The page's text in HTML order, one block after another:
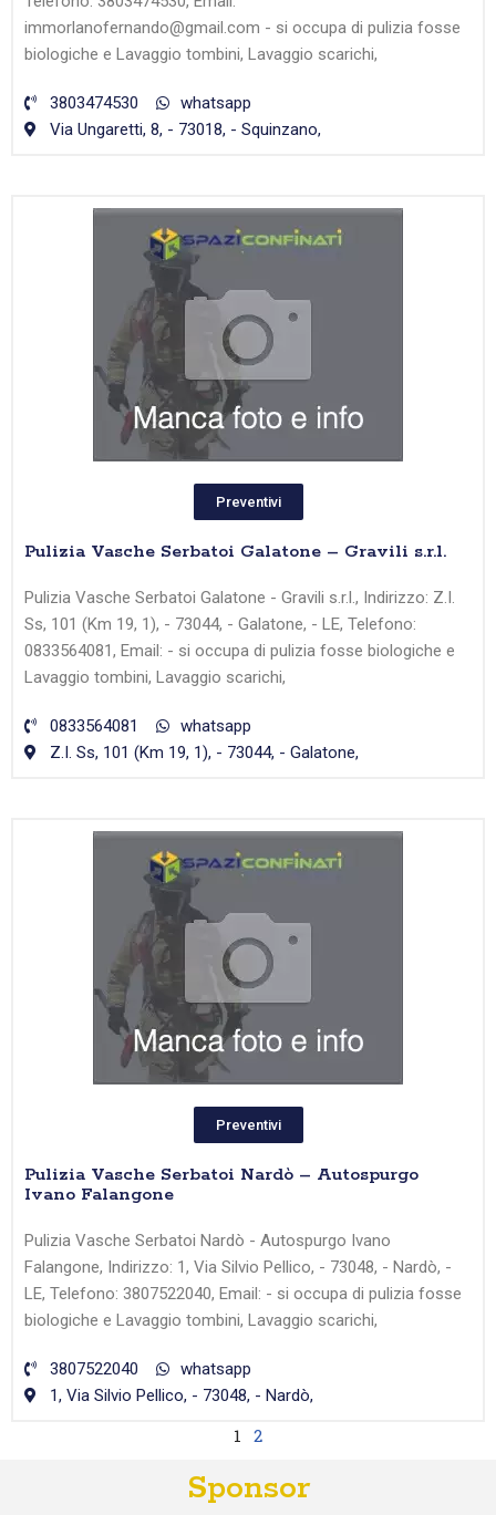
immorlanofernando@gmail.com - si occupa di pulizia fosse
biologiche e Lavaggio tombini, Lavaggio scarichi,
3803474530
whatsapp
Via Ungaretti, 8, - 73018, - Squinzano,
Preventivi
Pulizia Vasche Serbatoi Galatone – Gravili s.r.l.
Pulizia Vasche Serbatoi Galatone - Gravili s.r.l., Indirizzo: Z.I.
Ss, 101 (Km 19, 1), - 73044, - Galatone, - LE, Telefono:
0833564081, Email: - si occupa di pulizia fosse biologiche e
Lavaggio tombini, Lavaggio scarichi,
0833564081
whatsapp
Z.I. Ss, 101 (Km 19, 1), - 73044, - Galatone,
Preventivi
Pulizia Vasche Serbatoi Nardò – Autospurgo
Ivano Falangone
Pulizia Vasche Serbatoi Nardò - Autospurgo Ivano
Falangone, Indirizzo: 1, Via Silvio Pellico, - 73048, - Nardò, -
LE, Telefono: 3807522040, Email: - si occupa di pulizia fosse
biologiche e Lavaggio tombini, Lavaggio scarichi,
3807522040
whatsapp
1, Via Silvio Pellico, - 73048, - Nardò,
1 2
Sponsor